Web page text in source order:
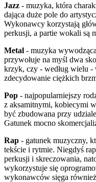
Jazz - muzyka, która
dająca duże pole do
Wykonawcy korzystają
perkusji, a partie wokali są
Metal - muzyka
przywołuje na myśl dwa
krzyk, czy - według wielu -
zdecydowanie ciężkich
Pop - najpopularniejszy
z aksamitnymi, kobiecymi
być zbudowana przy
Gatunek mocno
Rap - gatunek muzyczny,
tekście i rytmie. Niegdyś
perkusji i skreczowania,
wykorzystuje się
wykonawców sięga